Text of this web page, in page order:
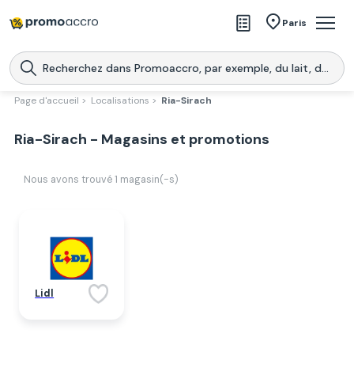
Paris
Magasins
Produits
Promoaccro
l'application
Page d'accueil > Localisations > Ria-Sirach
Ria-Sirach - Magasins et promotions
Nous avons trouvé 1 magasin(-s)
Lidl